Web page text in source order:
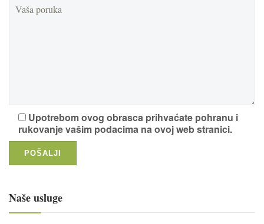
Upotrebom ovog obrasca prihvaćate pohranu i
rukovanje vašim podacima na ovoj web stranici.
Naše usluge